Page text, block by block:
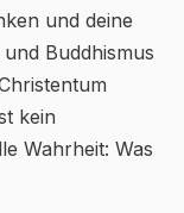
und deine
Buddhismus
kein
Wahrheit: Was